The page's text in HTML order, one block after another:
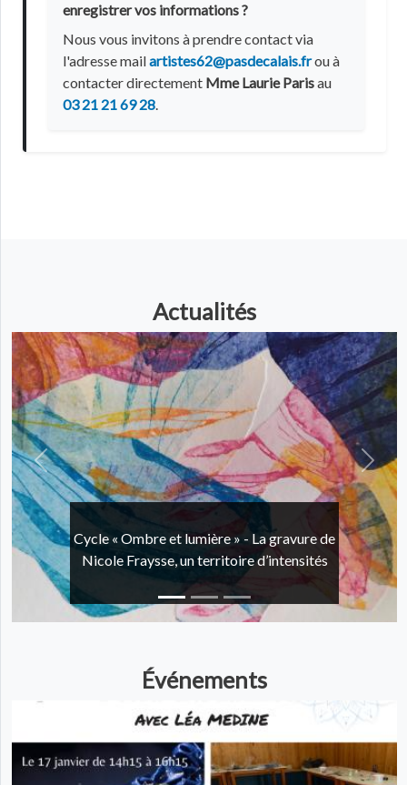
enregistrer vos informations ?
Nous vous invitons à prendre contact via
l'adresse mailartistes62@pasdecalais.frou à
contacter directement Mme Laurie Parisau
03 21 21 69 28.
Actualités
Cycle « Ombre et lumière » - La gravure de
Nicole Fraysse, un territoire d’intensités
Précédent
Événements